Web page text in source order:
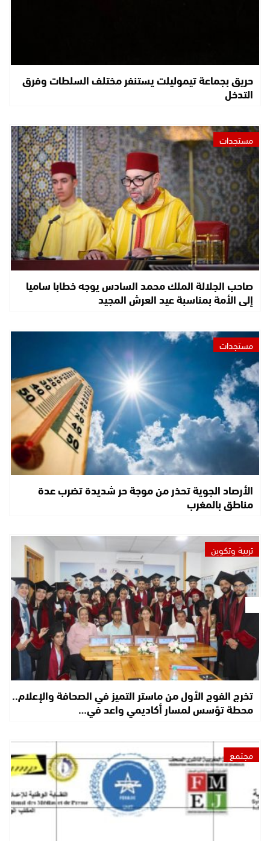
حريق بجماعة تيموليلت يستنفر مختلف السلطات وفرق
التدخل
مستجدات
صاحب الجلالة الملك محمد السادس يوجه خطابا ساميا
إلى الأمة بمناسبة عيد العرش المجيد
مستجدات
الأرصاد الجوية تحذر من موجة حر شديدة تضرب عدة
مناطق بالمغرب
تربية وتكوين
تخرج الفوج الأول من ماستر التميز في الصحافة والإعلام..
محطة تؤسس لمسار أكاديمي واعد في…
مجتمع